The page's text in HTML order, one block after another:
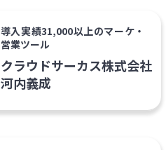
導入実績31,000以上のマーケ・
営業ツール
クラウドサーカス株式会社
河内義成